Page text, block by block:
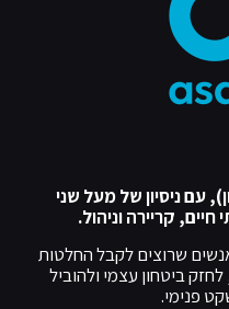
עם ניסיון של מעל שני
קריירה וניהול.
שרוצים לקבל החלטות
ביטחון עצמי ולהוביל
פנימי.